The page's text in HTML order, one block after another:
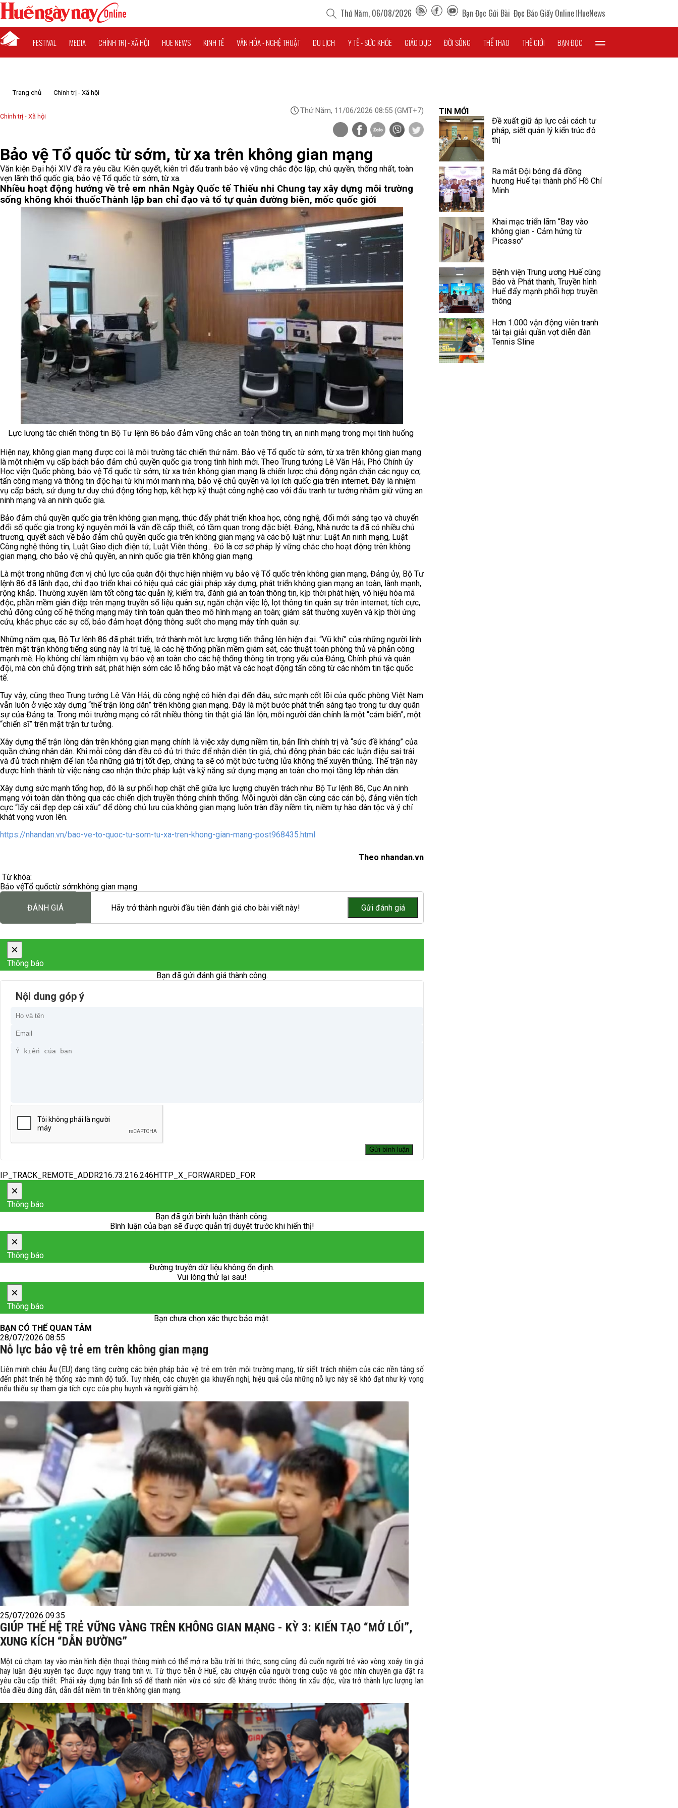
Thứ Năm, 06/08/2026 Bạn Đọc Gửi Bài Đọc Báo Giấy Online HueNews
FESTIVAL MEDIA CHÍNH TRỊ - XÃ HỘI HUE NEWS KINH TẾ VĂN HÓA - NGHỆ THUẬT DU LỊCH Y TẾ - SỨC KHỎE GIÁO DỤC ĐỜI SỐNG THỂ THAO THẾ GIỚI BẠN ĐỌC
Trang chủ Chính trị - Xã hội
Chính trị - Xã hội
Thứ Năm, 11/06/2026 08:55 (GMT+7)
Bảo vệ Tổ quốc từ sớm, từ xa trên không gian mạng
Văn kiện Đại hội XIV đề ra yêu cầu: Kiên quyết, kiên trì đấu tranh bảo vệ vững chắc độc lập, chủ quyền, thống nhất, toàn
vẹn lãnh thổ quốc gia; bảo vệ Tổ quốc từ sớm, từ xa.
Nhiều hoạt động hướng về trẻ em nhân Ngày Quốc tế Thiếu nhi Chung tay xây dựng môi trường
sống không khói thuốcThành lập ban chỉ đạo và tổ tự quản đường biên, mốc quốc giới
Lực lượng tác chiến thông tin Bộ Tư lệnh 86 bảo đảm vững chắc an toàn thông tin, an ninh mạng trong mọi tình huống
Hiện nay, không gian mạng được coi là môi trường tác chiến thứ năm. Bảo vệ Tổ quốc từ sớm, từ xa trên không gian mạng
là một nhiệm vụ cấp bách bảo đảm chủ quyền quốc gia trong tình hình mới. Theo Trung tướng Lê Văn Hải, Phó Chính ủy
Học viện Quốc phòng, bảo vệ Tổ quốc từ sớm, từ xa trên không gian mạng là chiến lược chủ động ngăn chặn các nguy cơ,
tấn công mạng và thông tin độc hại từ khi mới manh nha, bảo vệ chủ quyền và lợi ích quốc gia trên internet. Đây là nhiệm
vụ cấp bách, sử dụng tư duy chủ động tổng hợp, kết hợp kỹ thuật công nghệ cao với đấu tranh tư tưởng nhằm giữ vững an
ninh mạng và an ninh quốc gia.
Bảo đảm chủ quyền quốc gia trên không gian mạng, thúc đẩy phát triển khoa học, công nghệ, đổi mới sáng tạo và chuyển
đổi số quốc gia trong kỷ nguyên mới là vấn đề cấp thiết, có tầm quan trọng đặc biệt. Đảng, Nhà nước ta đã có nhiều chủ
trương, quyết sách về bảo đảm chủ quyền quốc gia trên không gian mạng và các bộ luật như: Luật An ninh mạng, Luật
Công nghệ thông tin, Luật Giao dịch điện tử; Luật Viễn thông... Đó là cơ sở pháp lý vững chắc cho hoạt động trên không
gian mạng, cho bảo vệ chủ quyền, an ninh quốc gia trên không gian mạng.
Là một trong những đơn vị chủ lực của quân đội thực hiện nhiệm vụ bảo vệ Tổ quốc trên không gian mạng, Đảng ủy, Bộ Tư
lệnh 86 đã lãnh đạo, chỉ đạo triển khai có hiệu quả các giải pháp xây dựng, phát triển không gian mạng an toàn, lành mạnh,
rộng khắp. Thường xuyên làm tốt công tác quản lý, kiểm tra, đánh giá an toàn thông tin, kịp thời phát hiện, vô hiệu hóa mã
độc, phần mềm gián điệp trên mạng truyền số liệu quân sự, ngăn chặn việc lộ, lọt thông tin quân sự trên internet; tích cực,
chủ động củng cố hệ thống mạng máy tính toàn quân theo mô hình mạng an toàn; giám sát thường xuyên và kịp thời ứng
cứu, khắc phục các sự cố, bảo đảm hoạt động thông suốt cho mạng máy tính quân sự.
Những năm qua, Bộ Tư lệnh 86 đã phát triển, trở thành một lực lượng tiến thẳng lên hiện đại. “Vũ khí” của những người lính
trên mặt trận không tiếng súng này là trí tuệ, là các hệ thống phần mềm giám sát, các thuật toán phòng thủ và phản công
mạnh mẽ. Họ không chỉ làm nhiệm vụ bảo vệ an toàn cho các hệ thống thông tin trọng yếu của Đảng, Chính phủ và quân
đội, mà còn chủ động trinh sát, phát hiện sớm các lỗ hổng bảo mật và các hoạt động tấn công từ các nhóm tin tặc quốc
tế.
Tuy vậy, cũng theo Trung tướng Lê Văn Hải, dù công nghệ có hiện đại đến đâu, sức mạnh cốt lõi của quốc phòng Việt Nam
vẫn luôn ở việc xây dựng “thế trận lòng dân” trên không gian mạng. Đây là một bước phát triển sáng tạo trong tư duy quân
sự của Đảng ta. Trong môi trường mạng có rất nhiều thông tin thật giả lẫn lộn, mỗi người dân chính là một “cảm biến”, một
“chiến sĩ” trên mặt trận tư tưởng.
Xây dựng thế trận lòng dân trên không gian mạng chính là việc xây dựng niềm tin, bản lĩnh chính trị và “sức đề kháng” của
quần chúng nhân dân. Khi mỗi công dân đều có đủ tri thức để nhận diện tin giả, chủ động phản bác các luận điệu sai trái
và đủ trách nhiệm để lan tỏa những giá trị tốt đẹp, chúng ta sẽ có một bức tường lửa không thể xuyên thủng. Thế trận này
được hình thành từ việc nâng cao nhận thức pháp luật và kỹ năng sử dụng mạng an toàn cho mọi tầng lớp nhân dân.
Xây dựng sức mạnh tổng hợp, đó là sự phối hợp chặt chẽ giữa lực lượng chuyên trách như Bộ Tư lệnh 86, Cục An ninh
mạng với toàn dân thông qua các chiến dịch truyền thông chính thống. Mỗi người dân cần cùng các cán bộ, đảng viên tích
cực “lấy cái đẹp dẹp cái xấu” để dòng chủ lưu của không gian mạng luôn tràn đầy niềm tin, niềm tự hào dân tộc và ý chí
khát vọng vươn lên.
https://nhandan.vn/bao-ve-to-quoc-tu-som-tu-xa-tren-khong-gian-mang-post968435.html
Theo nhandan.vn
Từ khóa:
Bảo vệTổ quốctừ sớmkhông gian mạng
ĐÁNH GIÁ Hãy trở thành người đầu tiên đánh giá cho bài viết này!
×
Thông báo
Bạn đã gửi đánh giá thành công.
Nội dung góp ý
IP_TRACK_REMOTE_ADDR216.73.216.246HTTP_X_FORWARDED_FOR
×
Thông báo
Bạn đã gửi bình luận thành công.
Bình luận của bạn sẽ được quản trị duyệt trước khi hiển thị!
×
Thông báo
Đường truyền dữ liệu không ổn định.
Vui lòng thử lại sau!
×
Thông báo
Bạn chưa chọn xác thực bảo mật.
BẠN CÓ THỂ QUAN TÂM
28/07/2026 08:55
Nỗ lực bảo vệ trẻ em trên không gian mạng
Liên minh châu Âu (EU) đang tăng cường các biện pháp bảo vệ trẻ em trên môi trường mạng, từ siết trách nhiệm của các nền tảng số
đến phát triển hệ thống xác minh độ tuổi. Tuy nhiên, các chuyên gia khuyến nghị, hiệu quả của những nỗ lực này sẽ khó đạt như kỳ vọng
nếu thiếu sự tham gia tích cực của phụ huynh và người giám hộ.
25/07/2026 09:35
GIÚP THẾ HỆ TRẺ VỮNG VÀNG TRÊN KHÔNG GIAN MẠNG - KỲ 3: KIẾN TẠO “MỞ LỐI”,
XUNG KÍCH “DẪN ĐƯỜNG”
Một cú chạm tay vào màn hình điện thoại thông minh có thể mở ra bầu trời tri thức, song cũng đủ cuốn người trẻ vào vòng xoáy tin giả
hay luận điệu xuyên tạc được ngụy trang tinh vi. Từ thực tiễn ở Huế, câu chuyện của người trong cuộc và góc nhìn chuyên gia đặt ra
yêu cầu cấp thiết: Phải xây dựng bản lĩnh số để thanh niên vừa có sức đề kháng trước thông tin xấu độc, vừa trở thành lực lượng lan
tỏa điều đúng đắn, dẫn dắt niềm tin trên không gian mạng.
TIN MỚI
Đề xuất giữ áp lực cải cách tư
pháp, siết quản lý kiến trúc đô
thị
Ra mắt Đội bóng đá đồng
hương Huế tại thành phố Hồ Chí
Minh
Khai mạc triển lãm “Bay vào
không gian - Cảm hứng từ
Picasso”
Bệnh viện Trung ương Huế cùng
Báo và Phát thanh, Truyền hình
Huế đẩy mạnh phối hợp truyền
thông
Hơn 1.000 vận động viên tranh
tài tại giải quần vợt diễn đàn
Tennis Sline